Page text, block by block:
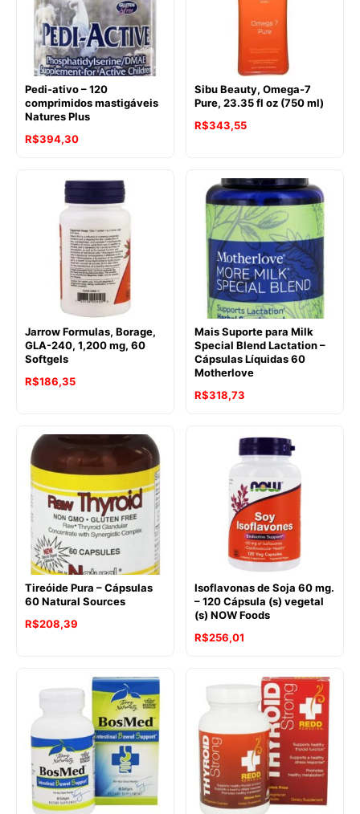
Pedi-ativo – 120
comprimidos mastigáveis
Natures Plus
R$394,30
Sibu Beauty, Omega-7
Pure, 23.35 fl oz (750 ml)
R$343,55
Jarrow Formulas, Borage,
GLA-240, 1,200 mg, 60
Softgels
R$186,35
Mais Suporte para Milk
Special Blend Lactation –
Cápsulas Líquidas 60
Motherlove
R$318,73
Tireóide Pura – Cápsulas
60 Natural Sources
O
R$272,12.
R$208,39
R$208,39.
Isoflavonas de Soja 60 mg.
– 120 Cápsula (s) vegetal
(s) NOW Foods
R$256,01